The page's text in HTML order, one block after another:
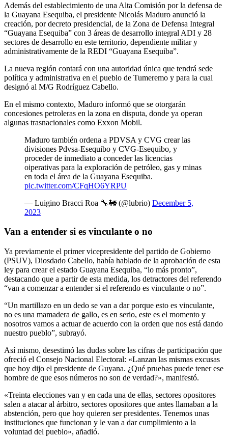
Además del establecimiento de una Alta Comisión por la defensa de
la Guayana Esequiba, el presidente Nicolás Maduro anunció la
creación, por decreto presidencial, de la Zona de Defensa Integral
“Guayana Esequiba” con 3 áreas de desarrollo integral ADI y 28
sectores de desarrollo en este territorio, dependiente militar y
administrativamente de la REDI “Guayana Esequiba”.
La nueva región contará con una autoridad única que tendrá sede
política y administrativa en el pueblo de Tumeremo y para la cual
designó al M/G Rodríguez Cabello.
En el mismo contexto, Maduro informó que se otorgarán
concesiones petroleras en la zona en disputa, donde ya operan
algunas trasnacionales como Exxon Mobil.
Maduro también ordena a PDVSA y CVG crear las
divisiones Pdvsa-Esequibo y CVG-Esequibo, y
proceder de inmediato a conceder las licencias
oiperativas para la exploración de petróleo, gas y minas
en toda el área de la Guayana Esequiba.
pic.twitter.com/CFqHO6YRPU
— Luigino Bracci Roa 🔧🚂 (@lubrio) December 5,
2023
Van a entender si es vinculante o no
Ya previamente el primer vicepresidente del partido de Gobierno
(PSUV), Diosdado Cabello, había hablado de la aprobación de esta
ley para crear el estado Guayana Esequiba, “lo más pronto”,
destacando que a partir de esta medida, los detractores del referendo
“van a comenzar a entender si el referendo es vinculante o no”.
“Un martillazo en un dedo se van a dar porque esto es vinculante,
no es una mamadera de gallo, es en serio, este es el momento y
nosotros vamos a actuar de acuerdo con la orden que nos está dando
nuestro pueblo”, subrayó.
Así mismo, desestimó las dudas sobre las cifras de participación que
ofreció el Consejo Nacional Electoral: «Lanzan las mismas excusas
que hoy dijo el presidente de Guyana. ¿Qué pruebas puede tener ese
hombre de que esos números no son de verdad?», manifestó.
«Treinta elecciones van y en cada una de ellas, sectores opositores
salen a atacar al árbitro, sectores opositores que antes llamaban a la
abstención, pero que hoy quieren ser presidentes. Tenemos unas
instituciones que funcionan y le van a dar cumplimiento a la
voluntad del pueblo», añadió.